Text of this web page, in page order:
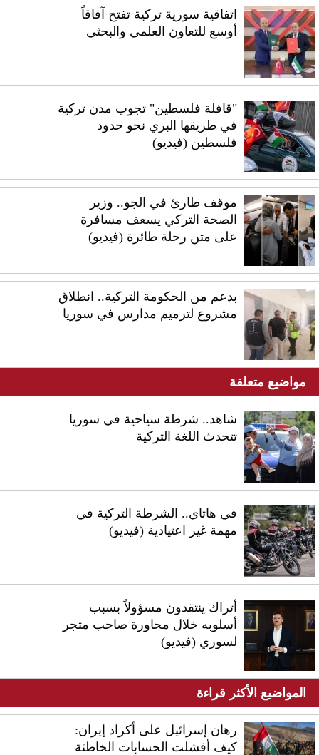
اتفاقية سورية تركية تفتح آفاقاً
أوسع للتعاون العلمي والبحثي
"قافلة فلسطين" تجوب مدن تركية
في طريقها البري نحو حدود
فلسطين (فيديو)
موقف طارئ في الجو.. وزير
الصحة التركي يسعف مسافرة
على متن رحلة طائرة (فيديو)
بدعم من الحكومة التركية.. انطلاق
مشروع لترميم مدارس في سوريا
مواضيع متعلقة
شاهد.. شرطة سياحية في سوريا
تتحدث اللغة التركية
في هاتاي.. الشرطة التركية في
مهمة غير اعتيادية (فيديو)
أتراك ينتقدون مسؤولاً بسبب
أسلوبه خلال محاورة صاحب متجر
لسوري (فيديو)
المواضيع الأكثر قراءة
رهان إسرائيل على أكراد إيران:
كيف أفشلت الحسابات الخاطئة